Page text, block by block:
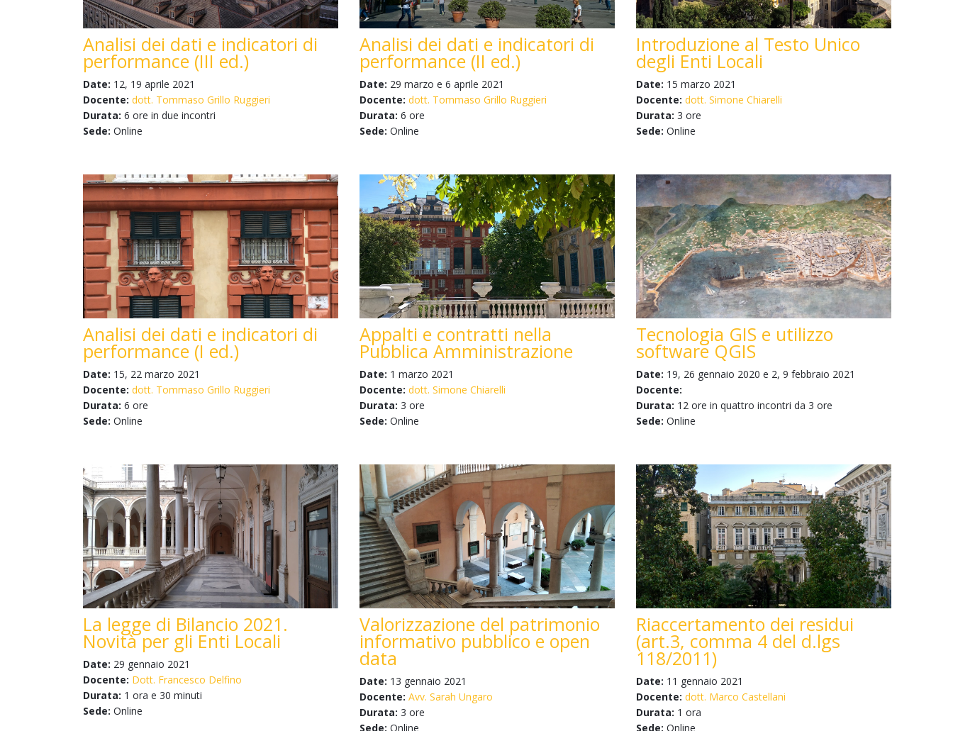
Analisi dei dati e indicatori di
performance (III ed.)
Date: 12, 19 aprile 2021
Docente: dott. Tommaso Grillo Ruggieri
Durata: 6 ore in due incontri
Sede: Online
Analisi dei dati e indicatori di
performance (II ed.)
Date: 29 marzo e 6 aprile 2021
Docente: dott. Tommaso Grillo Ruggieri
Durata: 6 ore
Sede: Online
Introduzione al Testo Unico
degli Enti Locali
Date: 15 marzo 2021
Docente: dott. Simone Chiarelli
Durata: 3 ore
Sede: Online
Analisi dei dati e indicatori di
performance (I ed.)
Date: 15, 22 marzo 2021
Docente: dott. Tommaso Grillo Ruggieri
Durata: 6 ore
Sede: Online
Appalti e contratti nella
Pubblica Amministrazione
Date: 1 marzo 2021
Docente: dott. Simone Chiarelli
Durata: 3 ore
Sede: Online
Tecnologia GIS e utilizzo
software QGIS
Date: 19, 26 gennaio 2020 e 2, 9 febbraio 2021
Docente:
Durata: 12 ore in quattro incontri da 3 ore
Sede: Online
La legge di Bilancio 2021.
Novità per gli Enti Locali
Date: 29 gennaio 2021
Docente: Dott. Francesco Delfino
Durata: 1 ora e 30 minuti
Sede: Online
Valorizzazione del patrimonio
informativo pubblico e open
data
Date: 13 gennaio 2021
Docente: Avv. Sarah Ungaro
Durata: 3 ore
Sede: Online
Riaccertamento dei residui
(art.3, comma 4 del d.lgs
118/2011)
Date: 11 gennaio 2021
Docente: dott. Marco Castellani
Durata: 1 ora
Sede: Online